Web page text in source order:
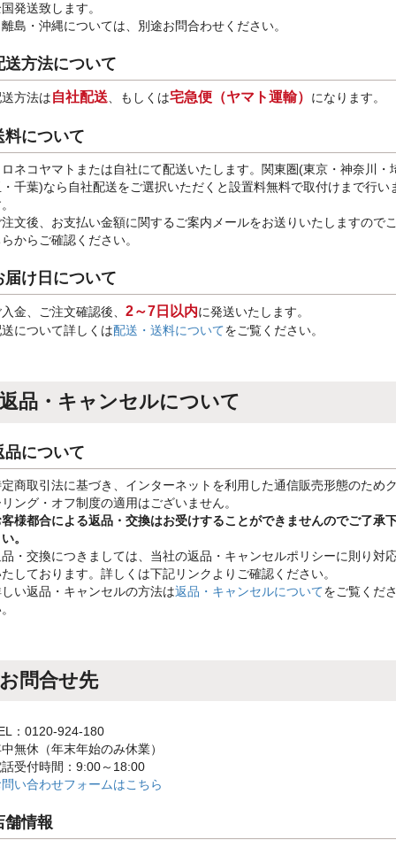
発送致します。
島・沖縄については、別途お問合わせください。
送方法について
方法は自社配送、もしくは宅急便（ヤマト運輸） になります。
料について
ネコヤマトまたは自社にて配送いたします。関東圏(東京・神奈川・
千葉)なら自社配送をご選択いただくと設置料無料で取付けまで行い
文後、お支払い金額に関するご案内メールをお送りいたしますので
からご確認ください。
届け日について
金、ご注文確認後、 2～7日以内に発送いたします。
について詳しくは配送・送料についてをご覧ください。
返品・キャンセルについて
品について
商取引法に基づき、インターネットを利用した通信販売形態のため
ング・オフ制度の適用はございません。
様都合による返品・交換はお受けすることができませんのでご了承
。
・交換につきましては、当社の返品・キャンセルポリシーに則り対
しております。詳しくは下記リンクよりご確認ください。
い返品・キャンセルの方法は返品・キャンセルについてをご覧くだ
お問合せ先
：0120-924-180
無休（年末年始のみ休業）
受付時間：9:00～18:00
い合わせフォームはこちら
舗情報